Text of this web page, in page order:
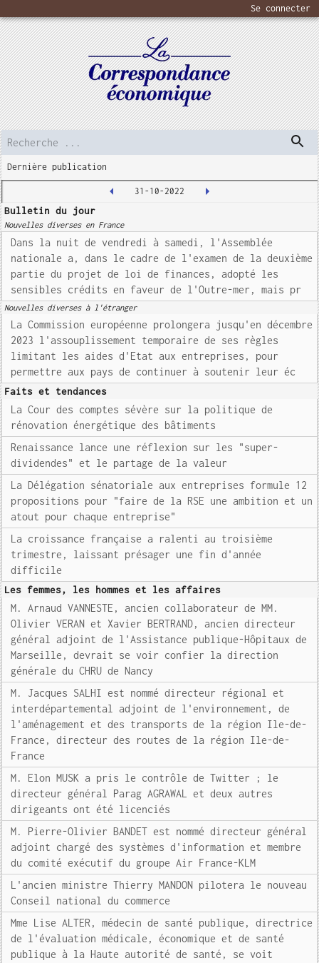
Se connecter
Dernière publication
31-10-2022
Bulletin du jour
Nouvelles diverses en France
Dans la nuit de vendredi à samedi, l'Assemblée
nationale a, dans le cadre de l'examen de la deuxième
partie du projet de loi de finances, adopté les
sensibles crédits en faveur de l'Outre-mer, mais pr
Nouvelles diverses à l'étranger
La Commission européenne prolongera jusqu'en décembre
2023 l'assouplissement temporaire de ses règles
limitant les aides d'Etat aux entreprises, pour
permettre aux pays de continuer à soutenir leur éc
Faits et tendances
La Cour des comptes sévère sur la politique de
rénovation énergétique des bâtiments
Renaissance lance une réflexion sur les "super-
dividendes" et le partage de la valeur
La Délégation sénatoriale aux entreprises formule 12
propositions pour "faire de la RSE une ambition et un
atout pour chaque entreprise"
La croissance française a ralenti au troisième
trimestre, laissant présager une fin d'année
difficile
Les femmes, les hommes et les affaires
M. Arnaud VANNESTE, ancien collaborateur de MM.
Olivier VERAN et Xavier BERTRAND, ancien directeur
général adjoint de l'Assistance publique-Hôpitaux de
Marseille, devrait se voir confier la direction
générale du CHRU de Nancy
M. Jacques SALHI est nommé directeur régional et
interdépartemental adjoint de l'environnement, de
l'aménagement et des transports de la région Ile-de-
France, directeur des routes de la région Ile-de-
France
M. Elon MUSK a pris le contrôle de Twitter ; le
directeur général Parag AGRAWAL et deux autres
dirigeants ont été licenciés
M. Pierre-Olivier BANDET est nommé directeur général
adjoint chargé des systèmes d'information et membre
du comité exécutif du groupe Air France-KLM
L'ancien ministre Thierry MANDON pilotera le nouveau
Conseil national du commerce
Mme Lise ALTER, médecin de santé publique, directrice
de l'évaluation médicale, économique et de santé
publique à la Haute autorité de santé, se voit